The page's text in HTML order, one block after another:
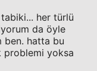
her türlü
da öyle
ben. hatta bu
problemi yoksa